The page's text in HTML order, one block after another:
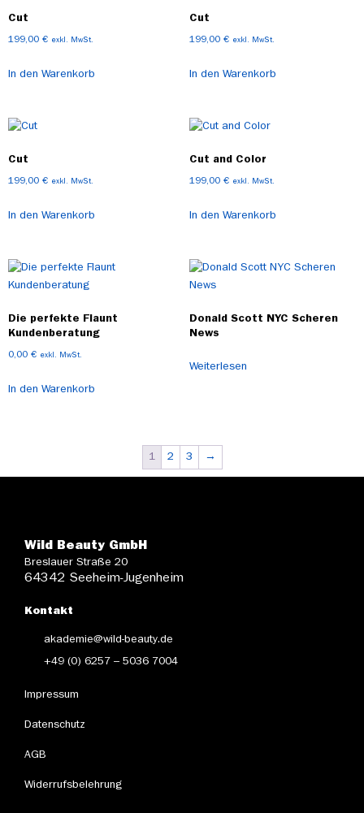
Cut
199,00 € exkl. MwSt.
In den Warenkorb
Cut
199,00 € exkl. MwSt.
In den Warenkorb
Cut
199,00 € exkl. MwSt.
In den Warenkorb
Cut and Color
199,00 € exkl. MwSt.
In den Warenkorb
Die perfekte Flaunt
Kundenberatung
0,00 € exkl. MwSt.
In den Warenkorb
Donald Scott NYC Scheren
News
Weiterlesen
1 2 3 →
Wild Beauty GmbH
Breslauer Straße 20
64342 Seeheim-Jugenheim
Kontakt
akademie@wild-beauty.de
+49 (0) 6257 – 5036 7004
Impressum
Datenschutz
AGB
Widerrufsbelehrung